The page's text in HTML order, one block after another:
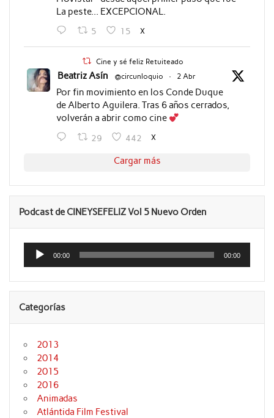
La peste... EXCEPCIONAL.
5 15 X
Cine y sé feliz Retuiteado
Beatriz Asín @circunloquio · 2 Abr
Por fin movimiento en los Conde Duque
de Alberto Aguilera. Tras 6 años cerrados,
volverán a abrir como cine
29 442 X
Cargar más
Podcast de CINEYSEFELIZ Vol 5 Nuevo Orden
Reproductor
audio
00:00 00:00
Categorías
2013
2014
2015
2016
Animadas
Atlántida Film Festival